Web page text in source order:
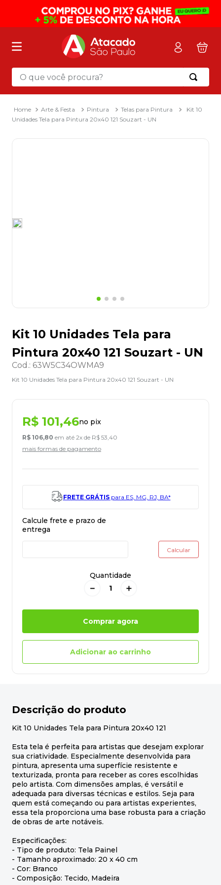
O que você procura?
Arte & Festa Pintura Telas para Pintura
Kit 10
Unidades Tela para Pintura 20x40 121 Souzart - UN
Kit 10 Unidades Tela para
Pintura 20x40 121 Souzart - UN
Cod.: 63W5C34OWMA9
Kit 10 Unidades Tela para Pintura 20x40 121 Souzart - UN
R$ 101,46no pix
R$ 106,80 em até 2x de R$ 53,40
mais formas de pagamento
FRETE GRÁTISpara ES, MG, RJ, BA*
Quantidade
＋
－
Comprar agora
Adicionar ao carrinho
Descrição do produto
Kit 10 Unidades Tela para Pintura 20x40 121
Esta tela é perfeita para artistas que desejam explorar
sua criatividade. Especialmente desenvolvida para
pintura, apresenta uma superfície resistente e
texturizada, pronta para receber as cores escolhidas
pelo artista. Com dimensões amplas, é versátil e
adequada para diversas técnicas e estilos. Seja para
quem está começando ou para artistas experientes,
essa tela proporciona uma base robusta para a criação
de obras de arte notáveis.
Especificações:
- Tipo de produto: Tela Painel
- Tamanho aproximado: 20 x 40 cm
- Cor: Branco
- Composição: Tecido, Madeira
Termos mais buscados
mochila
2º sacola
3º mala
8